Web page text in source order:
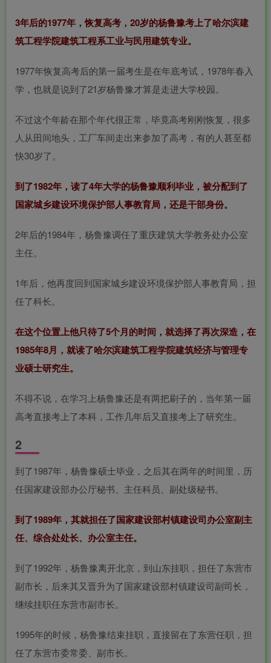
widgets-
雅马
仿象牙
三角钢
乐器
破壁机家用低
多功能豆浆料
理榨汁机新款
￥299
YAMAHA雅马
列顶配旗舰款
欧洲古典风格
￥38700
贵州深山老林
蜜
￥168
3年后的1977年，恢复高考，20岁的杨鲁豫考上了哈尔滨建
筑工程学院建筑工程系工业与民用建筑专业。
1977年恢复高考后的第一届考生是在年底考试，1978年春入
学，也就是说到了21岁杨鲁豫才算是走进大学校园。
不过这个年龄在那个年代很正常，毕竟高考刚刚恢复，很多
人从田间地头，工厂车间走出来参加了高考，有的人甚至都
快30岁了。
到了1982年，读了4年大学的杨鲁豫顺利毕业，被分配到了
国家城乡建设环境保护部人事教育局，还是干部身份。
2年后的1984年，杨鲁豫调任了重庆建筑大学教务处办公室
主任。
1年后，他再度回到国家城乡建设环境保护部人事教育局，担
任了科长。
在这个位置上他只待了5个月的时间，就选择了再次深造，在
1985年8月，就读了哈尔滨建筑工程学院建筑经济与管理专
业硕士研究生。
不得不说，在学习上杨鲁豫还是有两把刷子的，当年第一届
高考直接考上了本科，工作几年后又直接考上了研究生。
2
到了1987年，杨鲁豫硕士毕业，之后其在两年的时间里，历
任国家建设部办公厅秘书、主任科员、副处级秘书。
到了1989年，其就担任了国家建设部村镇建设司办公室副主
任、综合处处长、办公室主任。
到了1992年，杨鲁豫离开北京，到山东挂职，担任了东营市
副市长，后来其又晋升为了国家建设部村镇建设司副司长，
继续挂职任东营市副市长。
1995年的时候，杨鲁豫结束挂职，直接留在了东营任职，担
任了东营市委常委、副市长。